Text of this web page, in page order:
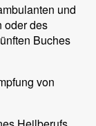
und
oder des
Buches
von